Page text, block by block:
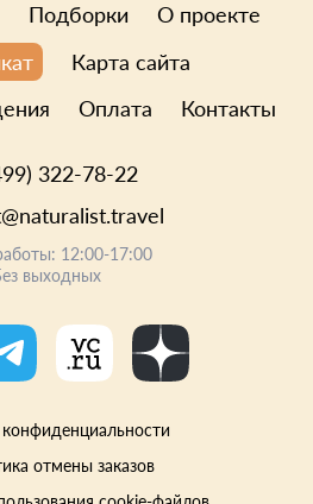
Подборки
О проекте
Карта сайта
Оплата Контакты
322-78-22
12:00-17:00
выходных
отмены заказов